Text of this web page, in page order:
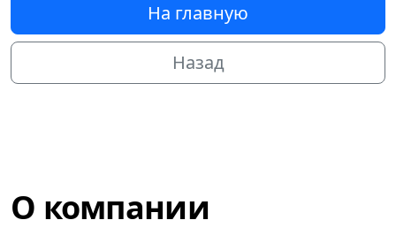
На главную
Назад
О компании